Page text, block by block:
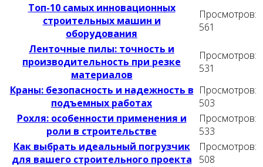
Топ-10 самых инновационных
строительных машин и
оборудования
Просмотров:
561
Ленточные пилы: точность и
производительность при резке
материалов
Просмотров:
531
Краны: безопасность и надежность в
подъемных работах
Просмотров:
503
Рохля: особенности применения и
роли в строительстве
Просмотров:
533
Как выбрать идеальный погрузчик
для вашего строительного проекта
Просмотров:
508